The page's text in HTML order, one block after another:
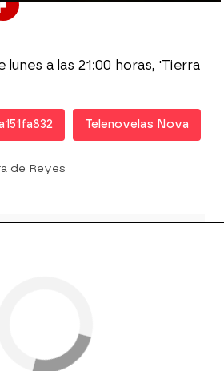
Flipboard
a las 21:00 horas, 'Tierra
Telenovelas Nova
de Reyes